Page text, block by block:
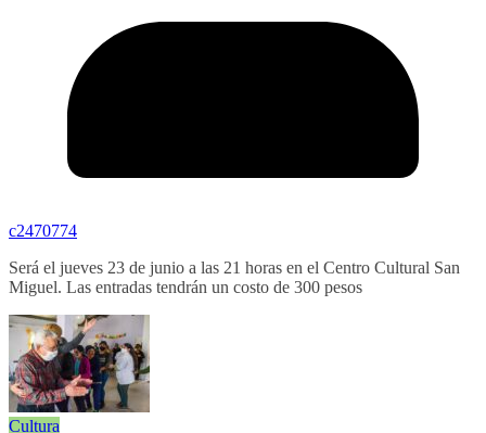
c2470774
Será el jueves 23 de junio a las 21 horas en el Centro Cultural San
Miguel. Las entradas tendrán un costo de 300 pesos
Cultura